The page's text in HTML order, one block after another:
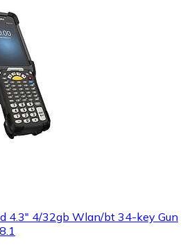
4.3" 4/32gb Wlan/bt 34-key Gun